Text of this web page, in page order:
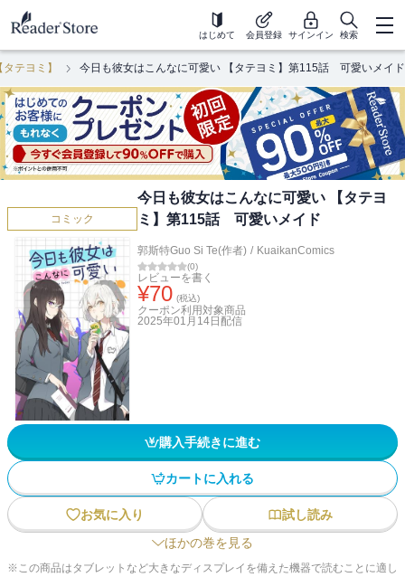
はじめて 会員登録 サインイン 検索
テヨミ】 今日も彼女はこんなに可愛い 【タテヨミ】第115話 可愛いメイド
コミック
今日も彼女はこんなに可愛い 【タテヨ
ミ】第115話 可愛いメイド
郭斯特Guo Si Te(作者) / KuaikanComics
(0)
レビューを書く
¥70 (税込)
クーポン利用対象商品
2025年01月14日 配信
購入手続きに進む
カートに入れる
お気に入り
試し読み
ほかの巻を見る
※この商品はタブレットなど大きなディスプレイを備えた機器で読むことに適し